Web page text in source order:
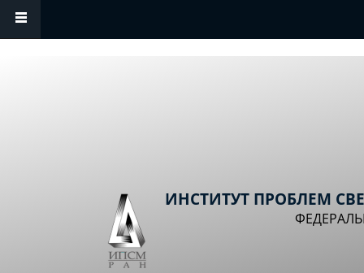
Перейти к основному содержанию
ИНСТИТУТ ПРОБЛЕМ